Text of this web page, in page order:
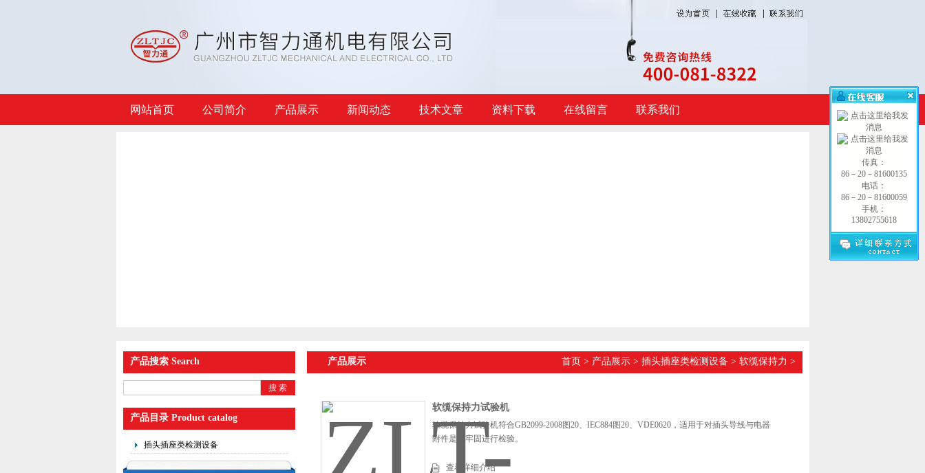
网站首页 公司简介 产品展示 新闻动态 技术文章 资料下载 在线留言 联系我们
产品搜索 Search
产品目录 Product catalog
插头插座类检测设备
产品展示 首页 > 产品展示> 插头插座类检测设备 > 软缆保持力 >
软缆保持力试验机
软缆保持力试验机符合GB2099-2008图20、IEC884图20、VDE0620，适用于对插头导线与电器
附件是否牢固进行检验。
查看详细介绍
传真：
86－20－81600135
电话：
86－20－81600059
手机：
13802755618